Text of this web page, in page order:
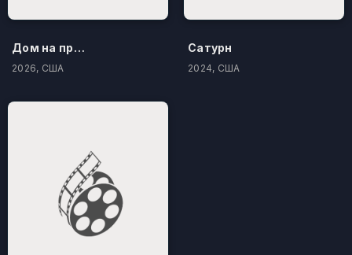
Дом на проклятом холме
2026, США
Сатурн
2024, США